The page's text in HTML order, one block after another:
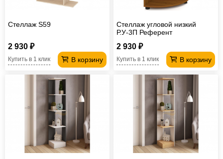
Стеллаж S59
2 930 ₽
В корзину
Купить в 1 клик
Стеллаж угловой низкий
Р.У-3П Референт
2 930 ₽
В корзину
Купить в 1 клик